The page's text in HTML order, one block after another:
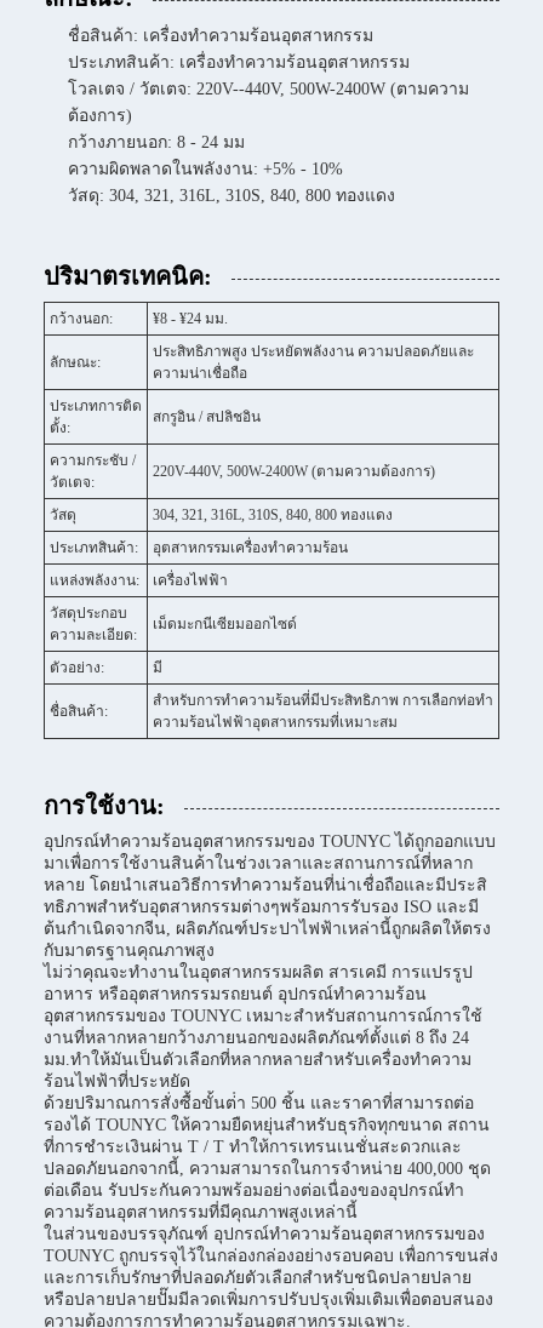
ชื่อสินค้า: เครื่องทําความร้อนอุตสาหกรรม
ประเภทสินค้า: เครื่องทําความร้อนอุตสาหกรรม
โวลเตจ / วัตเตจ: 220V--440V, 500W-2400W (ตามความ
ต้องการ)
กว้างภายนอก: 8 - 24 มม
ความผิดพลาดในพลังงาน: +5% - 10%
วัสดุ: 304, 321, 316L, 310S, 840, 800 ทองแดง
ปริมาตรเทคนิค:
กว้างนอก: ¥8 - ¥24 มม.
ลักษณะ:
ประสิทธิภาพสูง ประหยัดพลังงาน ความปลอดภัยและ
ความน่าเชื่อถือ
ประเภทการติด
ตั้ง:
สกรูอิน / สปลิชอิน
ความกระชับ /
วัตเตจ:
220V-440V, 500W-2400W (ตามความต้องการ)
วัสดุ
304, 321, 316L, 310S, 840, 800 ทองแดง
ประเภทสินค้า:
อุตสาหกรรมเครื่องทําความร้อน
แหล่งพลังงาน:
เครื่องไฟฟ้า
วัสดุประกอบ
ความละเอียด:
เม็ดมะกนีเซียมออกไซด์
ตัวอย่าง: มี
ชื่อสินค้า:
สําหรับการทําความร้อนที่มีประสิทธิภาพ การเลือกท่อทํา
ความร้อนไฟฟ้าอุตสาหกรรมที่เหมาะสม
การใช้งาน:
อุปกรณ์ทําความร้อนอุตสาหกรรมของ TOUNYC ได้ถูกออกแบบ
มาเพื่อการใช้งานสินค้าในช่วงเวลาและสถานการณ์ที่หลาก
หลาย โดยนําเสนอวิธีการทําความร้อนที่น่าเชื่อถือและมีประสิ
ทธิภาพสําหรับอุตสาหกรรมต่างๆพร้อมการรับรอง ISO และมี
ต้นกําเนิดจากจีน, ผลิตภัณฑ์ประปาไฟฟ้าเหล่านี้ถูกผลิตให้ตรง
กับมาตรฐานคุณภาพสูง
ไม่ว่าคุณจะทํางานในอุตสาหกรรมผลิต สารเคมี การแปรรูป
อาหาร หรืออุตสาหกรรมรถยนต์ อุปกรณ์ทําความร้อน
อุตสาหกรรมของ TOUNYC เหมาะสําหรับสถานการณ์การใช้
งานที่หลากหลายกว้างภายนอกของผลิตภัณฑ์ตั้งแต่ 8 ถึง 24
มม.ทําให้มันเป็นตัวเลือกที่หลากหลายสําหรับเครื่องทําความ
ร้อนไฟฟ้าที่ประหยัด
ด้วยปริมาณการสั่งซื้อขั้นต่ํา 500 ชิ้น และราคาที่สามารถต่อ
รองได้ TOUNYC ให้ความยืดหยุ่นสําหรับธุรกิจทุกขนาด สถาน
ที่การชําระเงินผ่าน T / T ทําให้การเทรนเนชั่นสะดวกและ
ปลอดภัยนอกจากนี้, ความสามารถในการจําหน่าย 400,000 ชุด
ต่อเดือน รับประกันความพร้อมอย่างต่อเนื่องของอุปกรณ์ทํา
ความร้อนอุตสาหกรรมที่มีคุณภาพสูงเหล่านี้
ในส่วนของบรรจุภัณฑ์ อุปกรณ์ทําความร้อนอุตสาหกรรมของ
TOUNYC ถูกบรรจุไว้ในกล่องกล่องอย่างรอบคอบ เพื่อการขนส่ง
และการเก็บรักษาที่ปลอดภัยตัวเลือกสําหรับชนิดปลายปลาย
หรือปลายปลายปั๊มมีลวดเพิ่มการปรับปรุงเพิ่มเติมเพื่อตอบสนอง
ความต้องการการทําความร้อนอุตสาหกรรมเฉพาะ.